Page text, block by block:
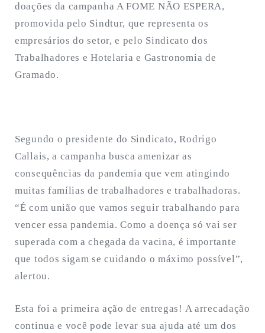
doações da campanha A FOME NÃO ESPERA,
promovida pelo Sindtur, que representa os
empresários do setor, e pelo Sindicato dos
Trabalhadores e Hotelaria e Gastronomia de
Gramado.
Segundo o presidente do Sindicato, Rodrigo
Callais, a campanha busca amenizar as
consequências da pandemia que vem atingindo
muitas famílias de trabalhadores e trabalhadoras.
“É com união que vamos seguir trabalhando para
vencer essa pandemia. Como a doença só vai ser
superada com a chegada da vacina, é importante
que todos sigam se cuidando o máximo possível”,
alertou.
Esta foi a primeira ação de entregas! A arrecadação
continua e você pode levar sua ajuda até um dos